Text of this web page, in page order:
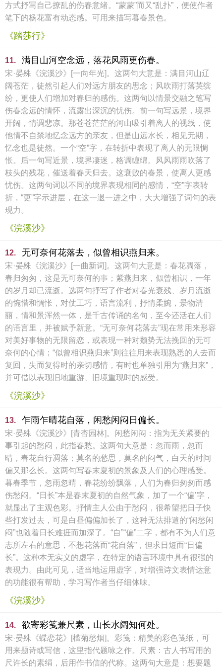
方式抒写自己撩乱的伤春意绪。“蒙蒙”而又“乱扑”，便使作者
笔下的杨花富有动态感。可用来描写暮春景色。
《踏莎行》
11. 满目山河空念远，落花风雨更伤春。
宋·晏殊《浣溪沙》[一向年光]。这两句大意是：满目河山辽
阔苍茫，徒然引起人们对远方朋友的思念；风吹雨打落英缤
纷，更使人们增加对春归的感伤。这两句以情景交融之笔写
伤春念远的情怀，流露出深沉的忧伤。前一句写远景，境界
开阔，情调悲凉。那苍苍茫茫的河山吸引着离人的视线，使
他情不自禁地忆念远方的亲友，但是山远水长，相见无期，
忆念也是徒然。一个“空”字，在转折中表现了离人的无限惆
怅。后一句写近景，境界凄迷，格调缠绵。风风雨雨吹落了
枝头的残花，催送着春天归去。这衰败的春景，使离人更感
忧伤。这两句词以不同的境界表现相同的感情，“空”字表转
折，“更”字示进层，在这一退一进之中，大大增强了词句的表
现力。
《浣溪沙》
12. 无可奈何花落去，似曾相识燕归来。
宋·晏殊《浣溪沙》[一曲新词]。这两句大意是：春花凋落，
春归匆匆，这是无可奈何的事；紫燕归来，似曾相识，一年
的岁月却已流逝。选两句抒写了作者对春光衰残、岁月流逝
的惋惜和惆怅，对仗工巧，语言流利，抒情柔婉，景物清
丽，情和景浑然一体，是千古传诵的名句，至今还活在人们
的语言里，并被赋予新意。“无可奈何花落去”现在常用来形容
对美好事物的无限留恋，或表现一种对颓势无法挽回的无可
奈何的心情；“似曾相识燕归来”则往往用来表现熟悉的人去而
复回，失而复得时的亲切感情，有时也单独引用为“燕归来”，
并可借以表现旧地重游、旧境重现时的感受。
《浣溪沙》
13. 乍雨乍晴花自落，闲愁闲闷日偏长。
宋·晏殊《浣溪沙》[青杏园林]。闲愁闲闷：指为无关紧要的
事引起的愁闷，此指春愁。这两句大意是：忽而雨，忽而
晴，春花自行凋落；莫名的愁思，莫名的闷气，白天的时间
偏又那么长。这两句写春末夏初的景象及人们的心理感受。
暮春季节，忽雨忽晴，春花纷纷飘落，人们为春归匆匆而感
伤愁闷。“日长”本是春末夏初的自然气象，加了一个“偏’字，
就显出了主观色彩。抒情主人公由于愁闷，很希望把日子快
些打发过去，可是白昼偏偏加长了，这种无法排遣的“闲愁闲
闷”也随着日长难捱而加深了。“自”“偏”二字，都有不为人们意
志所左右的意思，不想花落而“花自落”，但求日短而“日偏
长”。这种本无实义的虚字，在特定的语言环境中具有很强的
表现力。由此可见，适当地运用虚字，对增强诗文表情达意
的功能很有帮助，学习写作者当仔细体味。
《浣溪沙》
14. 欲寄彩笺兼尺素，山长水阔知何处。
宋·晏殊《蝶恋花》[槛菊愁烟]。彩笺：精美的彩色笺纸，可
用来题诗或写信，这里指代题咏之作。尺素：古人书写用的
尺许长的素绢，后用作书信的代称。这两句大意是：想要题